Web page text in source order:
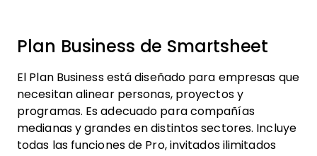
Plan Business de Smartsheet
El Plan Business está diseñado para empresas que
necesitan alinear personas, proyectos y
programas. Es adecuado para compañías
medianas y grandes en distintos sectores. Incluye
todas las funciones de Pro, invitados ilimitados